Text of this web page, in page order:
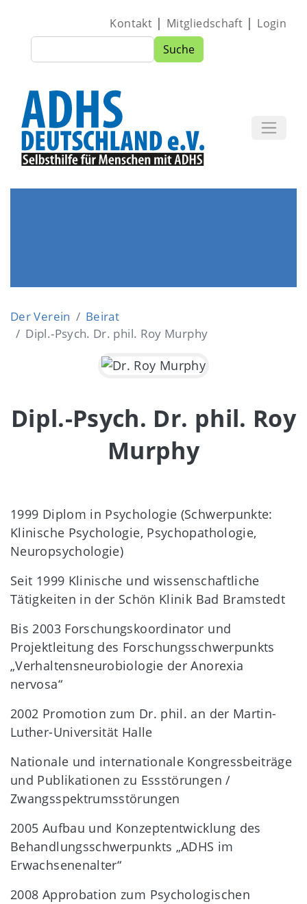
Suche Suche
Kontakt| Mitgliedschaft | Login
Der Verein
Beirat
Dipl.-Psych. Dr. phil. Roy Murphy
Dipl.-Psych. Dr. phil. Roy
Murphy
1999 Diplom in Psychologie (Schwerpunkte:
Klinische Psychologie, Psychopathologie,
Neuropsychologie)
Seit 1999 Klinische und wissenschaftliche
Tätigkeiten in der Schön Klinik Bad Bramstedt
Bis 2003 Forschungskoordinator und
Projektleitung des Forschungsschwerpunkts
„Verhaltensneurobiologie der Anorexia
nervosa“
2002 Promotion zum Dr. phil. an der Martin-
Luther-Universität Halle
Nationale und internationale Kongressbeiträge
und Publikationen zu Essstörungen /
Zwangsspektrumsstörungen
2005 Aufbau und Konzeptentwicklung des
Behandlungsschwerpunkts „ADHS im
Erwachsenenalter“
2008 Approbation zum Psychologischen